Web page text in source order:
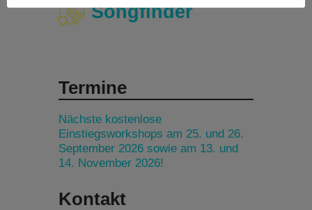
Songfinder
Termine
Nächste kostenlose
Einstiegsworkshops am 25. und 26.
September 2026 sowie am 13. und
14. November 2026!
Kontakt